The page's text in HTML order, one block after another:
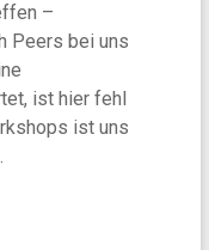
–
Peers bei uns
ist hier fehl
ist uns